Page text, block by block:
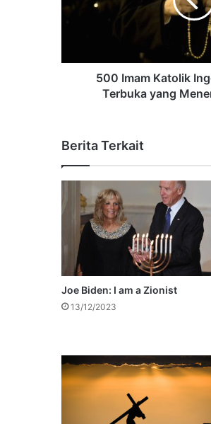
500 Imam Katolik
Terbuka yang
Berita Terkait
Joe Biden: I am a Zionist
13/12/2023